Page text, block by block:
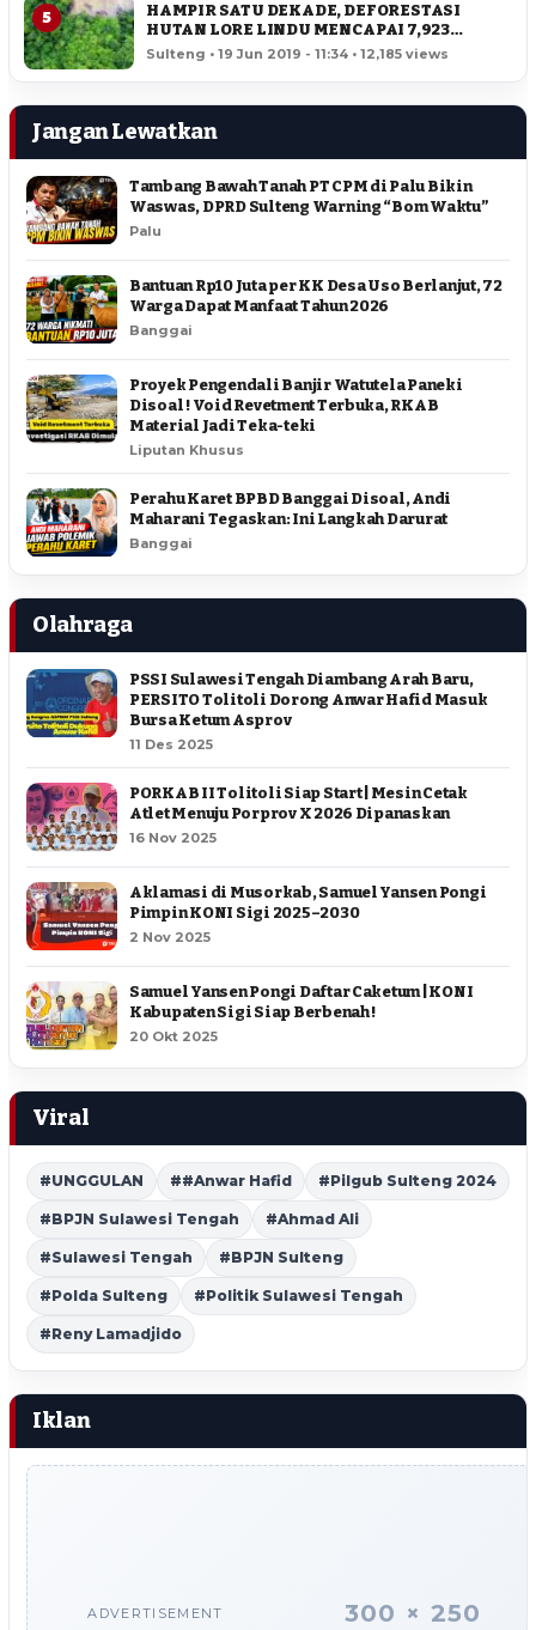
5
HAMPIR SATU DEKADE, DEFORESTASI
HUTAN LORE LINDU MENCAPAI 7,923
HEKTAR
Sulteng • 19 Jun 2019 - 11:34 • 12,185 views
Jangan Lewatkan
Tambang Bawah Tanah PT CPM di Palu Bikin
Waswas, DPRD Sulteng Warning “Bom Waktu”
Palu
Bantuan Rp10 Juta per KK Desa Uso Berlanjut, 72
Warga Dapat Manfaat Tahun 2026
Banggai
Proyek Pengendali Banjir Watutela Paneki
Disoal ! Void Revetment Terbuka, RKAB
Material Jadi Teka-teki
Liputan Khusus
Perahu Karet BPBD Banggai Disoal, Andi
Maharani Tegaskan: Ini Langkah Darurat
Banggai
Olahraga
PSSI Sulawesi Tengah Diambang Arah Baru,
PERSITO Tolitoli Dorong Anwar Hafid Masuk
Bursa Ketum Asprov
11 Des 2025
PORKAB II Tolitoli Siap Start | Mesin Cetak
Atlet Menuju Porprov X 2026 Dipanaskan
16 Nov 2025
Aklamasi di Musorkab, Samuel Yansen Pongi
Pimpin KONI Sigi 2025–2030
2 Nov 2025
Samuel Yansen Pongi Daftar Caketum | KONI
Kabupaten Sigi Siap Berbenah !
20 Okt 2025
Viral
#UNGGULAN ##Anwar Hafid #Pilgub Sulteng 2024
#BPJN Sulawesi Tengah #Ahmad Ali
#Sulawesi Tengah #BPJN Sulteng
#Polda Sulteng #Politik Sulawesi Tengah
#Reny Lamadjido
Iklan
ADVERTISEMENT 300 × 250